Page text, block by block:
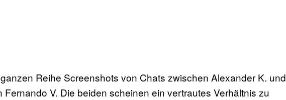
Reihe Screenshots von Chats zwischen Alexander K. und
V. Die beiden scheinen ein vertrautes Verhältnis zu